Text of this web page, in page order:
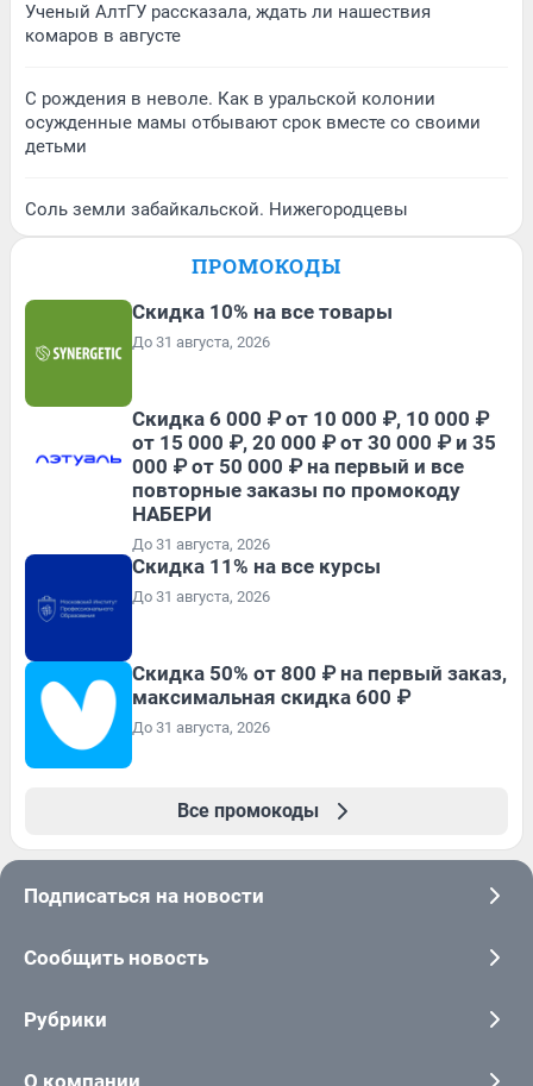
Ученый АлтГУ рассказала, ждать ли нашествия
комаров в августе
С рождения в неволе. Как в уральской колонии
осужденные мамы отбывают срок вместе со своими
детьми
Соль земли забайкальской. Нижегородцевы
ПРОМОКОДЫ
Скидка 10% на все товары
До 31 августа, 2026
Скидка 6 000 ₽ от 10 000 ₽, 10 000 ₽
от 15 000 ₽, 20 000 ₽ от 30 000 ₽ и 35
000 ₽ от 50 000 ₽ на первый и все
повторные заказы по промокоду
НАБЕРИ
До 31 августа, 2026
Скидка 11% на все курсы
До 31 августа, 2026
Скидка 50% от 800 ₽ на первый заказ,
максимальная скидка 600 ₽
До 31 августа, 2026
Все промокоды
Подписаться на новости
Сообщить новость
Рубрики